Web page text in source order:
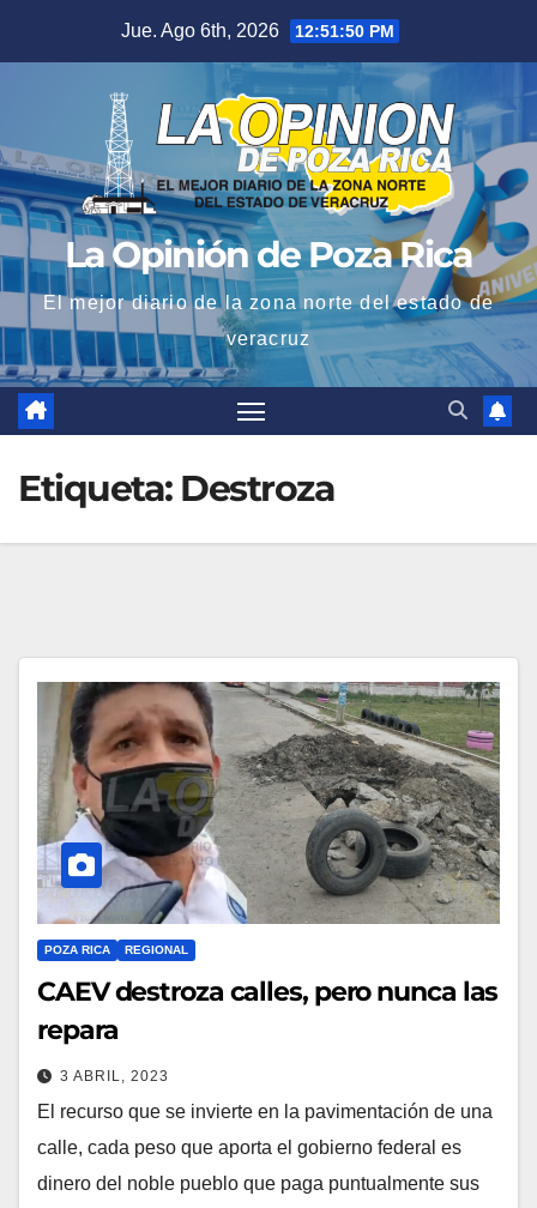
Jue. Ago 6th, 2026 12:51:51 PM
La Opinión de Poza Rica
El mejor diario de la zona norte del estado de
veracruz
Etiqueta: Destroza
POZA RICA REGIONAL
CAEV destroza calles, pero nunca las
repara
3 ABRIL, 2023
El recurso que se invierte en la pavimentación de una
calle, cada peso que aporta el gobierno federal es
dinero del noble pueblo que paga puntualmente sus